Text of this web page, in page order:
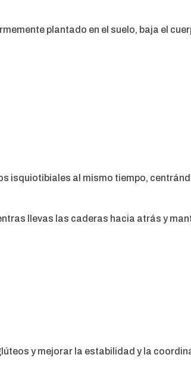
plantado en el suelo, baja el
isquiotibiales al mismo tiempo,
llevas las caderas hacia atrás y
y mejorar la estabilidad y la